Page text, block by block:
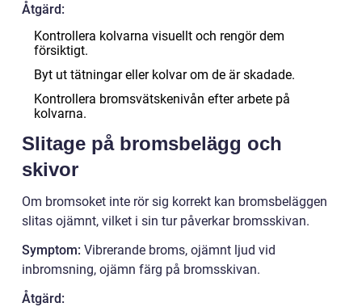
Åtgärd:
Kontrollera kolvarna visuellt och rengör dem
försiktigt.
Byt ut tätningar eller kolvar om de är skadade.
Kontrollera bromsvätskenivån efter arbete på
kolvarna.
Slitage på bromsbelägg och
skivor
Om bromsoket inte rör sig korrekt kan bromsbeläggen
slitas ojämnt, vilket i sin tur påverkar bromsskivan.
Symptom: Vibrerande broms, ojämnt ljud vid
inbromsning, ojämn färg på bromsskivan.
Åtgärd: